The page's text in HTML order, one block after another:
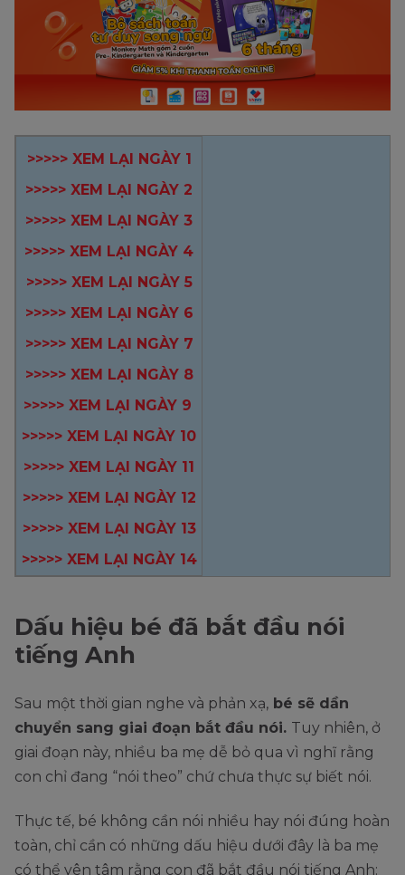
>>>>> XEM LẠI NGÀY 1
>>>>> XEM LẠI NGÀY 2
>>>>> XEM LẠI NGÀY 3
>>>>> XEM LẠI NGÀY 4
>>>>> XEM LẠI NGÀY 5
>>>>> XEM LẠI NGÀY 6
>>>>> XEM LẠI NGÀY 7
>>>>> XEM LẠI NGÀY 8
>>>>> XEM LẠI NGÀY 9
>>>>> XEM LẠI NGÀY 10
>>>>> XEM LẠI NGÀY 11
>>>>> XEM LẠI NGÀY 12
>>>>> XEM LẠI NGÀY 13
>>>>> XEM LẠI NGÀY 14
Dấu hiệu bé đã bắt đầu nói
tiếng Anh
Sau một thời gian nghe và phản xạ, bé sẽ dần
chuyển sang giai đoạn bắt đầu nói. Tuy nhiên, ở
giai đoạn này, nhiều ba mẹ dễ bỏ qua vì nghĩ rằng
con chỉ đang “nói theo” chứ chưa thực sự biết nói.
Thực tế, bé không cần nói nhiều hay nói đúng hoàn
toàn, chỉ cần có những dấu hiệu dưới đây là ba mẹ
có thể yên tâm rằng con đã bắt đầu nói tiếng Anh: